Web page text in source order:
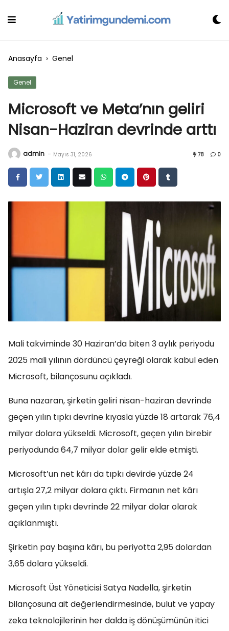
Anasayfa › Genel
Genel
Microsoft ve Meta’nın geliri
Nisan-Haziran devrinde arttı
admin - Mayıs 31, 2026 78 0
Mali takviminde 30 Haziran’da biten 3 aylık periyodu
2025 mali yılının dördüncü çeyreği olarak kabul eden
Microsoft, bilançosunu açıkladı.
Buna nazaran, şirketin geliri nisan-haziran devrinde
geçen yılın tıpkı devrine kıyasla yüzde 18 artarak 76,4
milyar dolara yükseldi. Microsoft, geçen yılın birebir
periyodunda 64,7 milyar dolar gelir elde etmişti.
Microsoft’un net kârı da tıpkı devirde yüzde 24
artışla 27,2 milyar dolara çıktı. Firmanın net kârı
geçen yılın tıpkı devrinde 22 milyar dolar olarak
açıklanmıştı.
Şirketin pay başına kârı, bu periyotta 2,95 dolardan
3,65 dolara yükseldi.
Microsoft Üst Yöneticisi Satya Nadella, şirketin
bilançosuna ait değerlendirmesinde, bulut ve yapay
zeka teknolojilerinin her dalda iş dönüşümünün itici